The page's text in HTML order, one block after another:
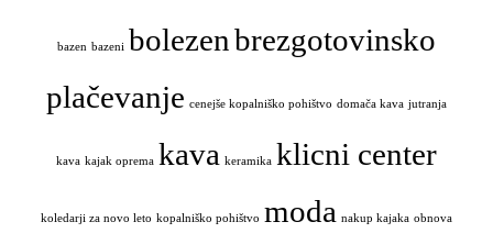
bazen bazeni bolezenbrezgotovinsko
plačevanje cenejše kopalniško pohištvo domača kava jutranja
kava kajak oprema kava keramika klicni center
koledarji za novo leto kopalniško pohištvo moda nakup kajaka obnova